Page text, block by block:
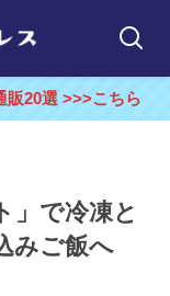
販20選 >>>こちら
」で冷凍と
みご飯へ